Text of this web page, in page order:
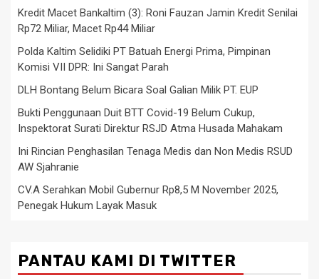
Kredit Macet Bankaltim (3): Roni Fauzan Jamin Kredit Senilai
Rp72 Miliar, Macet Rp44 Miliar
Polda Kaltim Selidiki PT Batuah Energi Prima, Pimpinan
Komisi VII DPR: Ini Sangat Parah
DLH Bontang Belum Bicara Soal Galian Milik PT. EUP
Bukti Penggunaan Duit BTT Covid-19 Belum Cukup,
Inspektorat Surati Direktur RSJD Atma Husada Mahakam
Ini Rincian Penghasilan Tenaga Medis dan Non Medis RSUD
AW Sjahranie
CV.A Serahkan Mobil Gubernur Rp8,5 M November 2025,
Penegak Hukum Layak Masuk
PANTAU KAMI DI TWITTER